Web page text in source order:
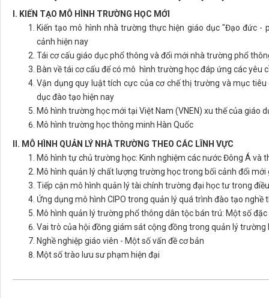
I. KIẾN TẠO MÔ HÌNH TRƯỜNG HỌC MỚI
Kiến tạo mô hình nhà trường thực hiện giáo dục "Đạo đức
cảnh hiện nay
Tái cơ cấu giáo dục phổ thông và đổi mới nhà trường phổ
Bàn về tái cơ cấu để có mô hình trường học đáp ứng các yêu
Vận dụng quy luật tích cực của cơ chế thị trường và mục
dục đào tạo hiện nay
Mô hình trường học mới tại Việt Nam (VNEN) xu thế của giáo
Mô hình trường học thông minh Hàn Quốc
II. MÔ HÌNH QUẢN LÝ NHÀ TRƯỜNG THEO CÁC LĨNH VỰC
Mô hình tự chủ trường học: Kinh nghiệm các nước Đông Á và
Mô hình quản lý chất lượng trường học trong bối cảnh đổi mới
Tiếp cận mô hình quản lý tài chính trường đại học tư trong
Ứng dụng mô hình CIPO trong quản lý quá trình đào tạo nghề
Mô hình quản lý trường phổ thông dân tộc bán trú: Một số
Vai trò của hội đồng giám sát cộng đồng trong quản lý trường
Nghề nghiệp giáo viên - Một số vấn đề cơ bản
Một số trào lưu sư phạm hiện đại